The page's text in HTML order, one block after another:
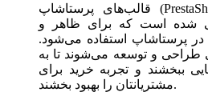
قالب‌های پرستاشاپ (PrestaShop themes) مجموعه‌ای از
شده است که برای ظاهر و
در پرستاشاپ استفاده می‌شود.
طراحی و توسعه می‌شوند تا به
ببخشند و تجربه خرید برای
مشتریانتان را بهبود بخشند.